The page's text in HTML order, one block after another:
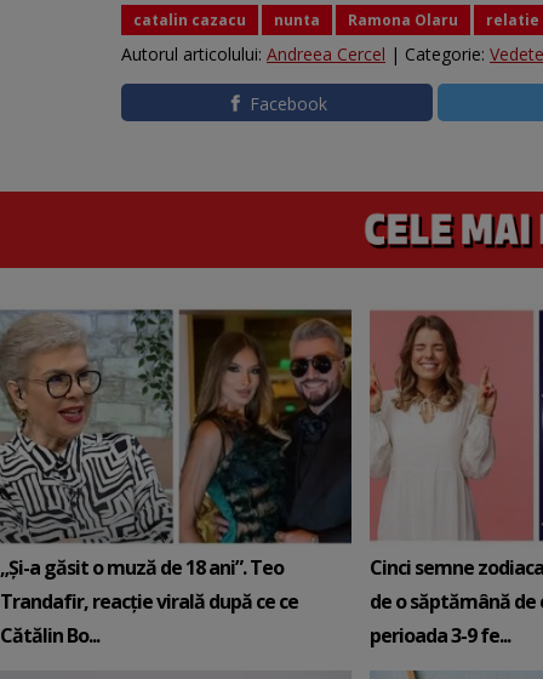
catalin cazacu nunta Ramona Olaru relatie
Autorul articolului: Andreea Cercel | Categorie: Vedete
Facebook
„Și-a găsit o muză de 18 ani”. Teo
Trandafir, reacție virală după ce ce
Cătălin Bo...
Cinci semne
de o săptămână de
perioada 3-9 fe...